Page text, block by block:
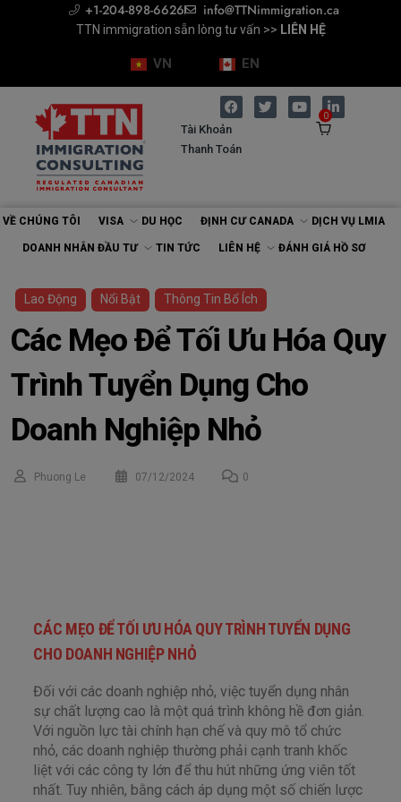
+1-204-898-6626 info@TTNimmigration.ca
TTN immigration sẵn lòng tư vấn >> LIÊN HỆ
Tư vấn cùng Chuyên gia Di trú >>ĐẶT LỊCH
Chuyên gia Di trú (RCIC) >>ĐÁNH GIÁ HỒ SƠ
TTN immigration sẵn lòng tư vấn >> LIÊN HỆ
Tư vấn cùng Chuyên gia Di trú >>ĐẶT LỊCH
VN EN
Tài Khoản
Thanh Toán
0
VỀ CHÚNG TÔI VISA DU HỌC ĐỊNH CƯ CANADA DỊCH VỤ LMIA
DOANH NHÂN ĐẦU TƯ TIN TỨC LIÊN HỆ ĐÁNH GIÁ HỒ SƠ
Lao Động Nổi Bật Thông Tin Bổ Ích
Các Mẹo Để Tối Ưu Hóa Quy
Trình Tuyển Dụng Cho
Doanh Nghiệp Nhỏ
Phuong Le 07/12/2024 0
CÁC MẸO ĐỂ TỐI ƯU HÓA QUY TRÌNH TUYỂN DỤNG
CHO DOANH NGHIỆP NHỎ
Đối với các doanh nghiệp nhỏ, việc tuyển dụng nhân
sự chất lượng cao là một quá trình không hề đơn giản.
Với nguồn lực tài chính hạn chế và quy mô tổ chức
nhỏ, các doanh nghiệp thường phải cạnh tranh khốc
liệt với các công ty lớn để thu hút những ứng viên tốt
nhất. Tuy nhiên, bằng cách áp dụng một số chiến lược